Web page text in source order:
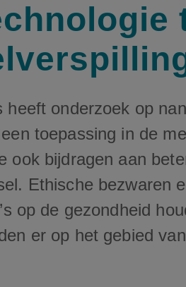
heeft onderzoek op
toepassing in de
ook bijdragen aan
Ethische bezwaren
op de gezondheid
er op het gebied